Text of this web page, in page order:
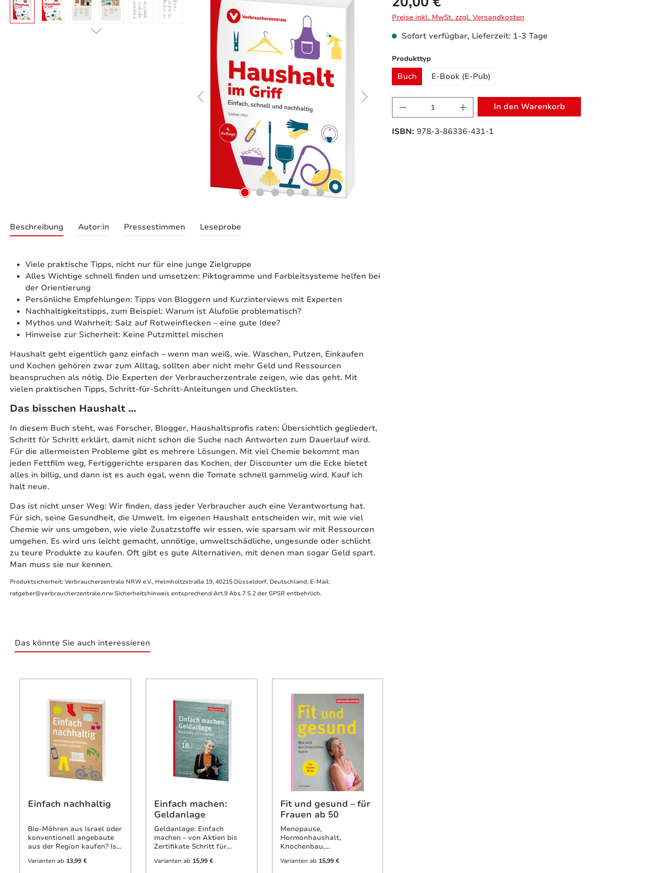
Preise inkl. MwSt. zzgl. Versandkosten
Sofort verfügbar, Lieferzeit: 1-3 Tage
Produkttypauswählen
Buch E-Book (E-Pub)
Produkt Anzahl: Gib den gewünschten
In den Warenkorb
ISBN: 978-3-86336-431-1
Beschreibung Autor:in Pressestimmen Leseprobe
Viele praktische Tipps, nicht nur für eine junge Zielgruppe
Alles Wichtige schnell finden und umsetzen: Piktogramme und Farbleitsysteme helfen bei
der Orientierung
Persönliche Empfehlungen: Tipps von Bloggern und Kurzinterviews mit Experten
Nachhaltigkeitstipps, zum Beispiel: Warum ist Alufolie problematisch?
Mythos und Wahrheit: Salz auf Rotweinflecken – eine gute Idee?
Hinweise zur Sicherheit: Keine Putzmittel mischen
Haushalt geht eigentlich ganz einfach – wenn man weiß, wie. Waschen, Putzen, Einkaufen
und Kochen gehören zwar zum Alltag, sollten aber nicht mehr Geld und Ressourcen
beanspruchen als nötig. Die Experten der Verbraucherzentrale zeigen, wie das geht. Mit
vielen praktischen Tipps, Schritt-für-Schritt-Anleitungen und Checklisten.
Das bisschen Haushalt …
In diesem Buch steht, was Forscher, Blogger, Haushaltsprofis raten: Übersichtlich gegliedert,
Schritt für Schritt erklärt, damit nicht schon die Suche nach Antworten zum Dauerlauf wird.
Für die allermeisten Probleme gibt es mehrere Lösungen. Mit viel Chemie bekommt man
jeden Fettfilm weg, Fertiggerichte ersparen das Kochen, der Discounter um die Ecke bietet
alles in billig, und dann ist es auch egal, wenn die Tomate schnell gammelig wird. Kauf ich
halt neue.
Das ist nicht unser Weg: Wir finden, dass jeder Verbraucher auch eine Verantwortung hat.
Für sich, seine Gesundheit, die Umwelt. Im eigenen Haushalt entscheiden wir, mit wie viel
Chemie wir uns umgeben, wie viele Zusatzstoffe wir essen, wie sparsam wir mit Ressourcen
umgehen. Es wird uns leicht gemacht, unnötige, umweltschädliche, ungesunde oder schlicht
zu teure Produkte zu kaufen. Oft gibt es gute Alternativen, mit denen man sogar Geld spart.
Man muss sie nur kennen.
Produktsicherheit: Verbraucherzentrale NRW e.V., Helmholtzstraße 19, 40215 Düsseldorf, Deutschland, E-Mail:
ratgeber@verbraucherzentrale.nrw Sicherheitshinweis entsprechend Art.9 Abs.7 S.2 der GPSR entbehrlich.
Das könnte Sie auch interessieren
Einfach nachhaltig
Bio-Möhren aus Israel oder
konventionell angebaute
aus der Region kaufen? Ist
umweltfreundlich? Wie
Varianten ab 13,99 €
Einfach machen:
Geldanlage
Geldanlage: Einfach
machen – von Aktien bis
Zertifikate Schritt für
Money – Geldanlage
Varianten ab 15,99 €
Fit und gesund – für
Frauen ab 50
Menopause,
Hormonhaushalt,
Knochenbau,
verändert sich im
Varianten ab 15,99 €